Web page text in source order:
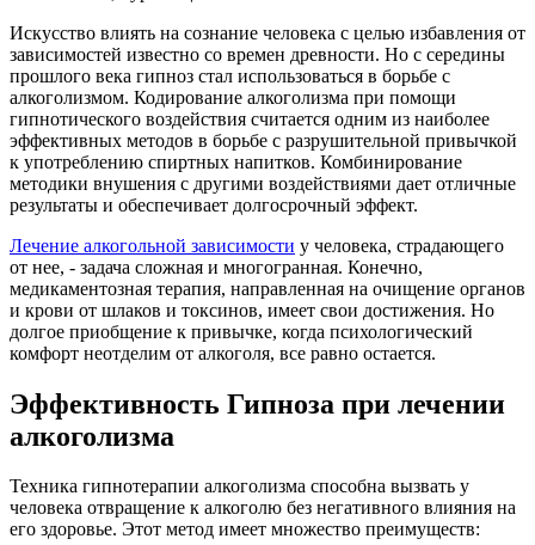
Искусство влиять на сознание человека с целью избавления от
зависимостей известно со времен древности. Но с середины
прошлого века гипноз стал использоваться в борьбе с
алкоголизмом. Кодирование алкоголизма при помощи
гипнотического воздействия считается одним из наиболее
эффективных методов в борьбе с разрушительной привычкой
к употреблению спиртных напитков. Комбинирование
методики внушения с другими воздействиями дает отличные
результаты и обеспечивает долгосрочный эффект.
Лечение алкогольной зависимости у человека, страдающего
от нее, - задача сложная и многогранная. Конечно,
медикаментозная терапия, направленная на очищение органов
и крови от шлаков и токсинов, имеет свои достижения. Но
долгое приобщение к привычке, когда психологический
комфорт неотделим от алкоголя, все равно остается.
Эффективность Гипноза при лечении
алкоголизма
Техника гипнотерапии алкоголизма способна вызвать у
человека отвращение к алкоголю без негативного влияния на
его здоровье. Этот метод имеет множество преимуществ: